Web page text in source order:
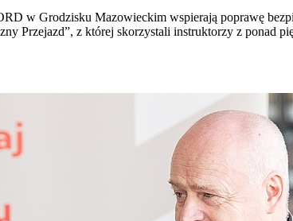
w Grodzisku Mazowieckim wspierają poprawę
Przejazd”, z której skorzystali instruktorzy z ponad